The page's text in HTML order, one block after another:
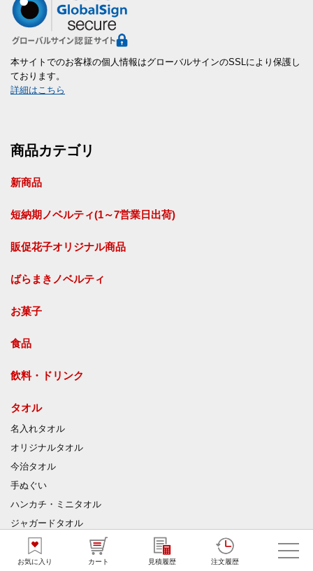
お気に入り カート 見積履歴 注文履歴
本サイトでのお客様の個人情報はグローバルサインのSSLにより保護し
ております。
詳細はこちら
商品カテゴリ
新商品
短納期ノベルティ(1～7営業日出荷)
販促花子オリジナル商品
ばらまきノベルティ
お菓子
食品
飲料・ドリンク
タオル
名入れタオル
オリジナルタオル
今治タオル
手ぬぐい
ハンカチ・ミニタオル
ジャガードタオル
マイクロファイバークロス